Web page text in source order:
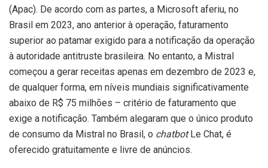
(Apac). De acordo com as partes, a Microsoft aferiu, no
Brasil em 2023, ano anterior à operação, faturamento
superior ao patamar exigido para a notificação da operação
à autoridade antitruste brasileira. No entanto, a Mistral
começou a gerar receitas apenas em dezembro de 2023 e,
de qualquer forma, em níveis mundiais significativamente
abaixo de R$ 75 milhões – critério de faturamento que
exige a notificação. Também alegaram que o único produto
de consumo da Mistral no Brasil, o chatbotLe Chat, é
oferecido gratuitamente e livre de anúncios.